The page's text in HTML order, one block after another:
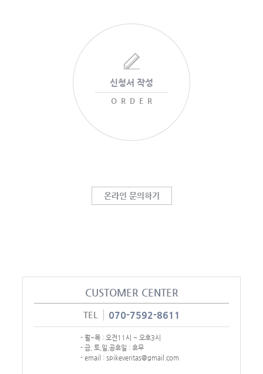
신청서 작성
ORDER
온라인 문의하기
CUSTOMER CENTER
TEL 070-7592-8611
- 월~목 : 오전11시 ~ 오후3시
- 금, 토,일,공휴일 : 휴무
- email : spikeveritas@gmail.com